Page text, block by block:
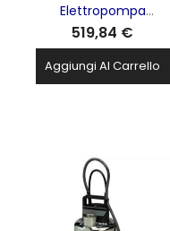
Elettropompa
Sommergibile Tritatutto
1.50Kw 230V LOWARA
Xylem - DOMO15/B
519,84 €
Aggiungi Al Carrello